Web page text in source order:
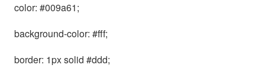
color: #009a61;
background-color: #fff;
border: 1px solid #ddd;